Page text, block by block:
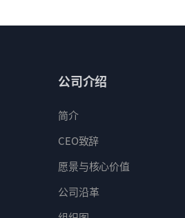
公司介绍
简介
CEO致辞
愿景与核心价值
公司沿革